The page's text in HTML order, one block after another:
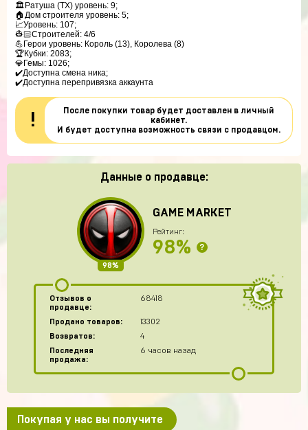
🏛Ратуша (ТХ) уровень: 9;
🏠Дом строителя уровень: 5;
📈Уровень: 107;
👷🏻Строителей: 4/6
💪Герои уровень: Король (13), Королева (8)
🏆Кубки: 2083;
💎Гемы: 1026;
✔️Доступна смена ника;
✔️Доступна перепривязка аккаунта
!
После покупки товар будет доставлен в личный
кабинет.
И будет доступна возможность связи с продавцом.
Данные о продавце:
98%
GAME MARKET
Рейтинг:
98% ?
Отзывов о
продавце:
68418
Продано товаров:
13302
Возвратов:
4
Последняя
продажа:
6 часов назад
Покупая у нас вы получите